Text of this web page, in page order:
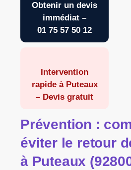
Obtenir un devis
immédiat –
01 75 57 50 12
Intervention
rapide à Puteaux
– Devis gratuit
Prévention :
éviter le retour
à Puteaux